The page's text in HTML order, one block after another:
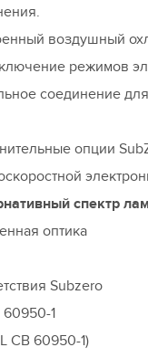
воздушный
режимов
соединение
опции
спектр ламп
оптика
Subzero
60950-1
CB 60950-1)